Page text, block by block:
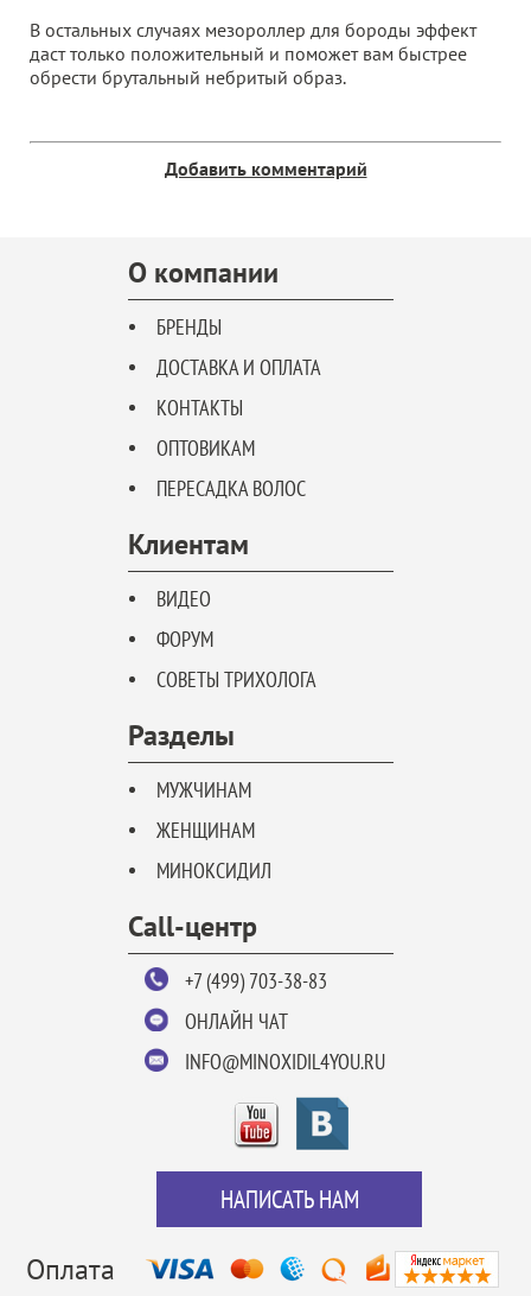
В остальных случаях мезороллер для бороды эффект
даст только положительный и поможет вам быстрее
обрести брутальный небритый образ.
Добавить комментарий
О компании
БРЕНДЫ
ДОСТАВКА И ОПЛАТА
КОНТАКТЫ
ОПТОВИКАМ
ПЕРЕСАДКА ВОЛОС
Клиентам
ВИДЕО
ФОРУМ
СОВЕТЫ ТРИХОЛОГА
Разделы
МУЖЧИНАМ
ЖЕНЩИНАМ
МИНОКСИДИЛ
Call-центр
+7 (499) 703-38-83
ОНЛАЙН ЧАТ
INFO@MINOXIDIL4YOU.RU
НАПИСАТЬ НАМ
Оплата